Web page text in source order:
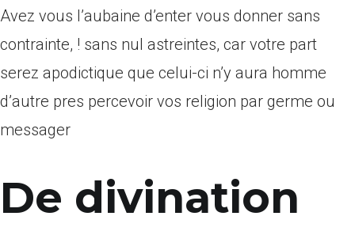
Avez vous l’aubaine d’enter vous donner sans
contrainte, ! sans nul astreintes, car votre part
serez apodictique que celui-ci n’y aura homme
d’autre pres percevoir vos religion par germe ou
messager
De divination